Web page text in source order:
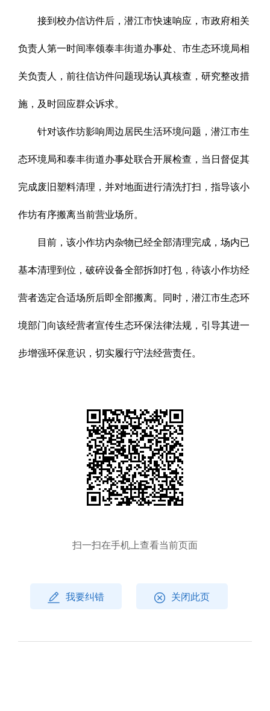
接到校办信访件后，潜江市快速响应，市政府相关
负责人第一时间率领泰丰街道办事处、市生态环境局相
关负责人，前往信访件问题现场认真核查，研究整改措
施，及时回应群众诉求。
针对该作坊影响周边居民生活环境问题，潜江市生
态环境局和泰丰街道办事处联合开展检查，当日督促其
完成废旧塑料清理，并对地面进行清洗打扫，指导该小
作坊有序搬离当前营业场所。
目前，该小作坊内杂物已经全部清理完成，场内已
基本清理到位，破碎设备全部拆卸打包，待该小作坊经
营者选定合适场所后即全部搬离。同时，潜江市生态环
境部门向该经营者宣传生态环保法律法规，引导其进一
步增强环保意识，切实履行守法经营责任。
扫一扫在手机上查看当前页面
我要纠错 关闭此页